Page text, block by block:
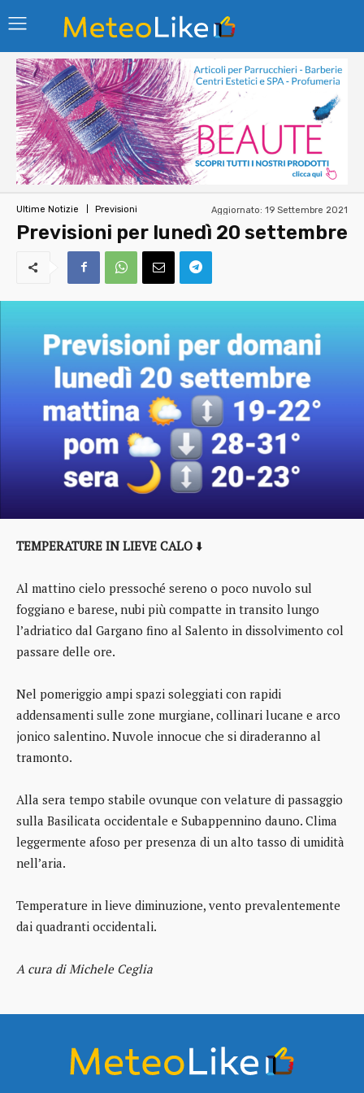
Ultime Notizie Previsioni Aggiornato: 19 Settembre 2021
Previsioni per lunedì 20 settembre
TEMPERATURE IN LIEVE CALO ⬇️
Al mattino cielo pressoché sereno o poco nuvolo sul
foggiano e barese, nubi più compatte in transito lungo
l’adriatico dal Gargano fino al Salento in dissolvimento col
passare delle ore.
Nel pomeriggio ampi spazi soleggiati con rapidi
addensamenti sulle zone murgiane, collinari lucane e arco
jonico salentino. Nuvole innocue che si diraderanno al
tramonto.
Alla sera tempo stabile ovunque con velature di passaggio
sulla Basilicata occidentale e Subappennino dauno. Clima
leggermente afoso per presenza di un alto tasso di umidità
nell’aria.
Temperature in lieve diminuzione, vento prevalentemente
dai quadranti occidentali.
A cura di Michele Ceglia